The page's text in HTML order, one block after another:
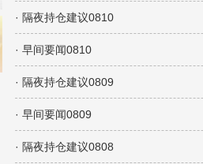
· 隔夜持仓建议0810
· 早间要闻0810
· 隔夜持仓建议0809
· 早间要闻0809
· 隔夜持仓建议0808
，020-
、
，022-
，0816-